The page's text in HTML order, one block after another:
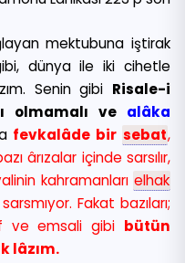
mektubuna iştirak
dünya ile iki cihetle
Senin gibi Risale-i
olmamalı ve alâka
fevkalâde bir sebat,
ârızalar içinde sarsılır,
kahramanları elhak
Fakat bazıları;
ve emsali gibi bütün
lâzım.